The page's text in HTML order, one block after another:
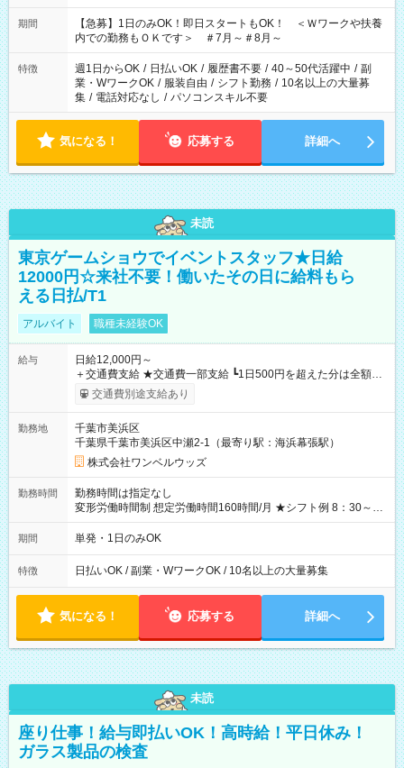
22：00 ・22：00～翌6：00 など
期間
【急募】1日のみOK！即日スタートもOK！ ＜Ｗワークや扶養
内での勤務もＯＫです＞ ＃7月～＃8月～
特徴 週1日からOK / 日払いOK / 履歴書不要 / 40～50代活躍中 / 副
業・WワークOK / 服装自由 / シフト勤務 / 10名以上の大量募
集 / 電話対応なし / パソコンスキル不要
気になる！ 応募する 詳細へ
未読
東京ゲームショウでイベントスタッフ★日給
12000円☆来社不要！働いたその日に給料もら
える日払/T1
アルバイト 職種未経験OK
給与
日給12,000円～
＋交通費支給 ★交通費一部支給 ┗1日500円を超えた分は全額支
給！ ※往復500円以内の方は自己負担となります ★日払いOK！
（規定あり） ┗働いたその日に現金GET♪ お仕事後はコンビニ
なし
交通費別途支給あり
勤務地
千葉市美浜区
千葉県千葉市美浜区中瀬2-1（最寄り駅：海浜幕張駅）
株式会社ワンベルウッズ
勤務時間
勤務時間は指定なし
変形労働時間制 想定労働時間160時間/月 ★シフト例 8：30～
19：00
期間 単発・1日のみOK
特徴 日払いOK / 副業・WワークOK / 10名以上の大量募集
気になる！ 応募する 詳細へ
未読
座り仕事！給与即払いOK！高時給！平日休み！
ガラス製品の検査